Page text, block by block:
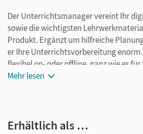
Der Unterrichtsmanager vereint Ihr
sowie die wichtigsten
Produkt. Ergänzt um hilfreiche
er Ihre Unterrichtsvorbereitung
flexibel on- oder offline, ganz wie es
Unterrichtsmanager enthält:
Aufgaben und vertonte
Mehr lesen
Erhältlich als …